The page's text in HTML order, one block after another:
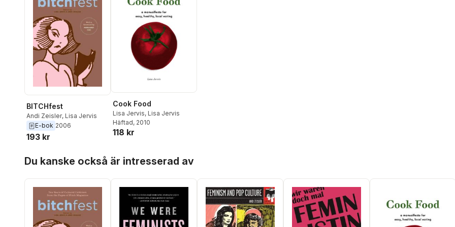
BITCHfest
Andi Zeisler, Lisa Jervis
E-bok 2006
193 kr
Cook Food
Lisa Jervis, Lisa Jervis
Häftad, 2010
118 kr
Du kanske också är intresserad av